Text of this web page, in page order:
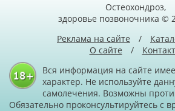
Остеохондроз,
здоровье позвоночника ©
Реклама на сайте
/
О сайте
/
Вся информация на сайте
характер. Не используйте
самолечения. Возможны
Обязательно проконсультируйтесь с